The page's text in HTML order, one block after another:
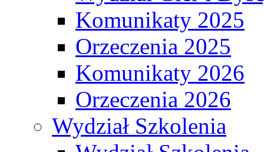
Komunikaty 2025
Orzeczenia 2025
Komunikaty 2026
Orzeczenia 2026
Wydział Szkolenia